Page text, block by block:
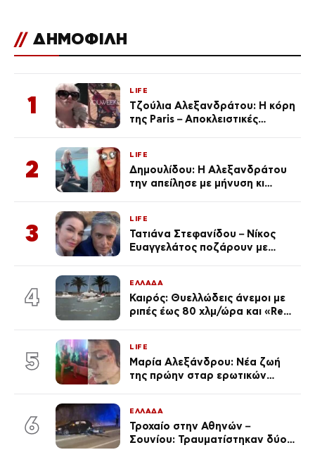
// ΔΗΜΟΦΙΛΗ
1
LIFE
Τζούλια Αλεξανδράτου: Η κόρη
της Paris – Αποκλειστικές
2
LIFE
Δημουλίδου: Η Αλεξανδράτου
την απείλησε με μήνυση κι
ποια είσαι σοκαρίστικα»
3
LIFE
Τατιάνα Στεφανίδου – Νίκος
Ευαγγελάτος ποζάρουν με
4
ΕΛΛΑΔΑ
Καιρός: Θυελλώδεις άνεμοι με
ριπές έως 80 χλμ/ώρα και «Red
5
LIFE
Μαρία Αλεξάνδρου: Νέα ζωή
της πρώην σταρ ερωτικών
(Φωτογραφίες)
6
ΕΛΛΑΔΑ
Τροχαίο στην Αθηνών –
Σουνίου: Τραυματίστηκαν δύο